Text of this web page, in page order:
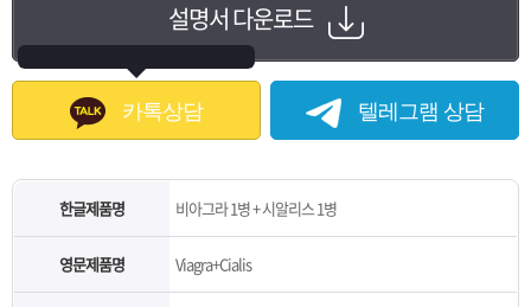
설명서 다운로드
카톡상담 텔레그램 상담
한글제품명 비아그라 1병 + 시알리스 1병
영문제품명 Viagra+Cialis